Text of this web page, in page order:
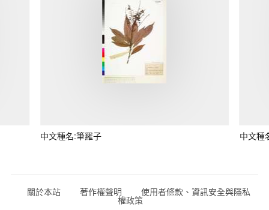
中文種名:筆羅子 中文種
關於本站 著作權聲明 使用者條款、資訊安全與隱私
權政策